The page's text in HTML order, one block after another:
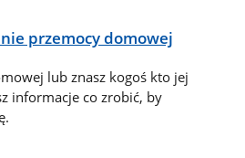
przemocy domowej
lub znasz kogoś kto jej
informacje co zrobić, by